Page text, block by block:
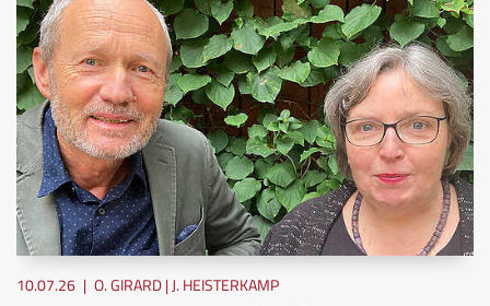
10.07.26 | O. GIRARD | J. HEISTERKAMP